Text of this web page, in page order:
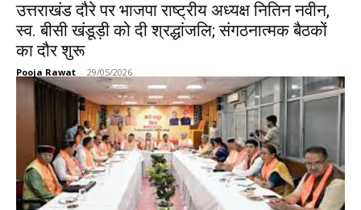
उत्तराखंड दौरे पर भाजपा राष्ट्रीय अध्यक्ष नितिन नवीन,
स्व. बीसी खंडूड़ी को दी श्रद्धांजलि; संगठनात्मक बैठकों
का दौर शुरू
Pooja Rawat - 29/05/2026